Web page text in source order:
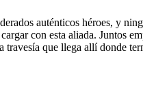
auténticos héroes, y
con esta aliada. Juntos
que llega allí donde